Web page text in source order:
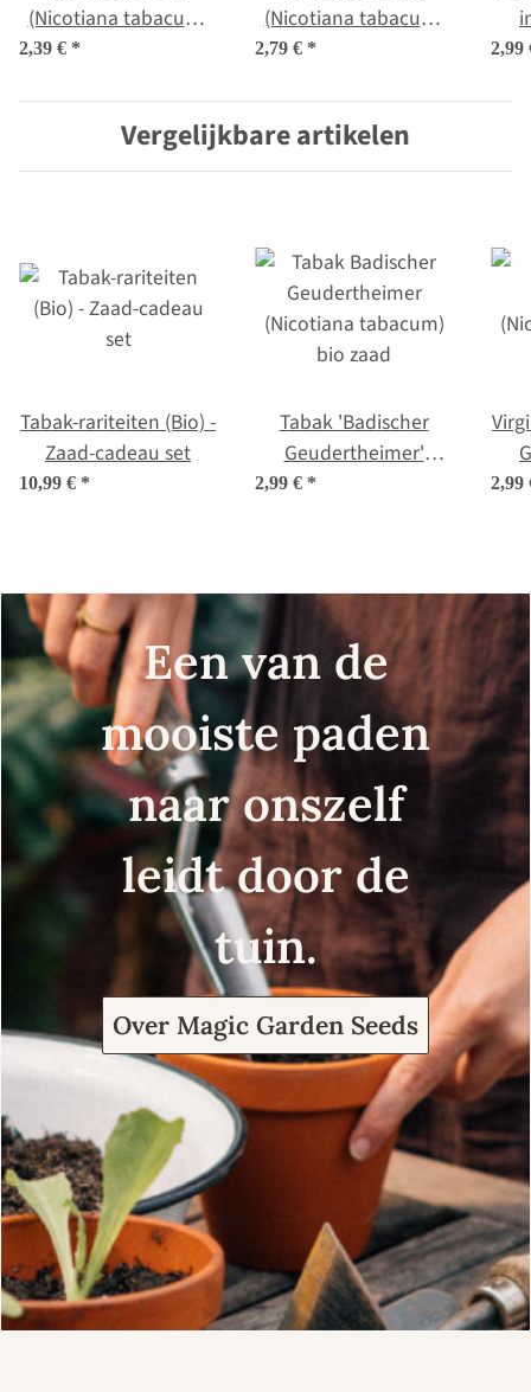
(Nicotiana tabacum)
2,39 € *
(Nicotiana tabacum)
2,79 € * 2,99
Vergelijkbare artikelen
Tabak-rariteiten (Bio) -
Zaad-cadeau set
10,99 € *
Tabak 'Badischer
Geudertheimer'
(Nicotiana tabacum)
2,99 € * 2,99
Een van de
mooiste paden
naar onszelf
leidt door de
tuin.
Over Magic Garden Seeds